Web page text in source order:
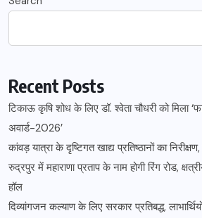
Recent Posts
टिकाऊ कृषि शोध के लिए डॉ. श्वेता चौधरी को मिला
अवार्ड-2026’
कांवड़ यात्रा के दृष्टिगत खाद्य प्रतिष्ठानों का
रुद्रपुर में महाराणा प्रताप के नाम होगी रिंग रोड,
हॉल
दिव्यांगजन कल्याण के लिए सरकार प्रतिबद्ध,